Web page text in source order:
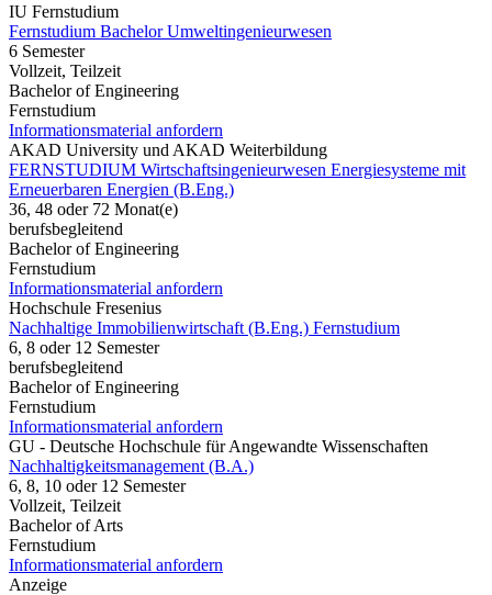
IU Fernstudium
Fernstudium Bachelor Umweltingenieurwesen
6 Semester
Vollzeit, Teilzeit
Bachelor of Engineering
Fernstudium
Informationsmaterial anfordern
AKAD University und AKAD Weiterbildung
FERNSTUDIUM Wirtschaftsingenieurwesen Energiesysteme mit
Erneuerbaren Energien (B.Eng.)
36, 48 oder 72 Monat(e)
berufsbegleitend
Bachelor of Engineering
Fernstudium
Informationsmaterial anfordern
Hochschule Fresenius
Nachhaltige Immobilienwirtschaft (B.Eng.) Fernstudium
6, 8 oder 12 Semester
berufsbegleitend
Bachelor of Engineering
Fernstudium
Informationsmaterial anfordern
GU - Deutsche Hochschule für Angewandte Wissenschaften
Nachhaltigkeitsmanagement (B.A.)
6, 8, 10 oder 12 Semester
Vollzeit, Teilzeit
Bachelor of Arts
Fernstudium
Informationsmaterial anfordern
Anzeige